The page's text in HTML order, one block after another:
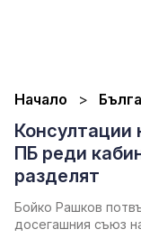
Начало
Консултации
ПБ реди
разделят
Бойко Рашков
досегашния съюз